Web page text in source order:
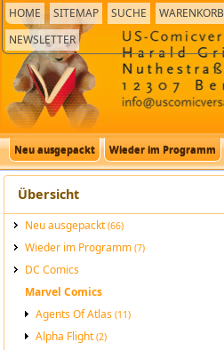
HOME SITEMAP SUCHE WARENKORB
NEWSLETTER
Neu ausgepackt Wieder im Programm
Übersicht
Neu ausgepackt(66)
Wieder im Programm(7)
DC Comics
Marvel Comics
Agents Of Atlas(11)
Alpha Flight(2)